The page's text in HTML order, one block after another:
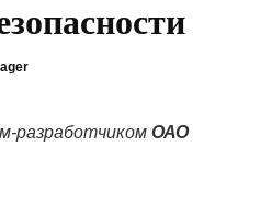
разработчиком ОАО